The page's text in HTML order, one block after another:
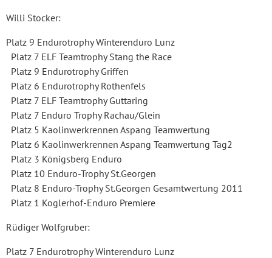
Willi Stocker:
Platz 9 Endurotrophy Winterenduro Lunz
Platz 7 ELF Teamtrophy Stang the Race
Platz 9 Endurotrophy Griffen
Platz 6 Endurotrophy Rothenfels
Platz 7 ELF Teamtrophy Guttaring
Platz 7 Enduro Trophy Rachau/Glein
Platz 5 Kaolinwerkrennen Aspang Teamwertung
Platz 6 Kaolinwerkrennen Aspang Teamwertung Tag2
Platz 3 Königsberg Enduro
Platz 10 Enduro-Trophy St.Georgen
Platz 8 Enduro-Trophy St.Georgen Gesamtwertung 2011
Platz 1 Koglerhof-Enduro Premiere
Rüdiger Wolfgruber:
Platz 7 Endurotrophy Winterenduro Lunz